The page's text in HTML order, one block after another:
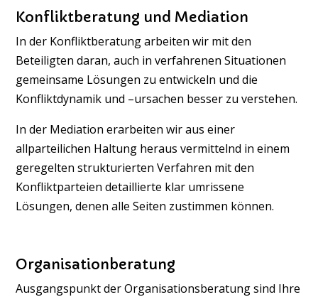
Konfliktberatung und Mediation
In der Konfliktberatung arbeiten wir mit den
Beteiligten daran, auch in verfahrenen Situationen
gemeinsame Lösungen zu entwickeln und die
Konfliktdynamik und –ursachen besser zu verstehen.
In der Mediation erarbeiten wir aus einer
allparteilichen Haltung heraus vermittelnd in einem
geregelten strukturierten Verfahren mit den
Konfliktparteien detaillierte klar umrissene
Lösungen, denen alle Seiten zustimmen können.
Organisationberatung
Ausgangspunkt der Organisationsberatung sind Ihre